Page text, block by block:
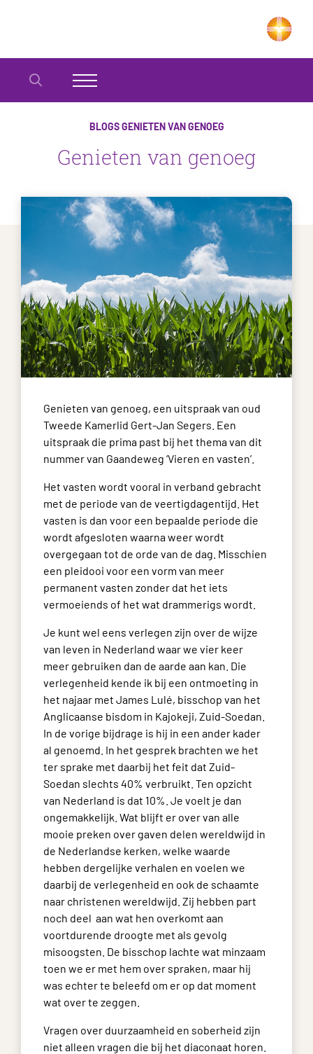
BLOGS GENIETEN VAN GENOEG
Genieten van genoeg
Genieten van genoeg, een uitspraak van oud
Tweede Kamerlid Gert-Jan Segers. Een
uitspraak die prima past bij het thema van dit
nummer van Gaandeweg ‘Vieren en vasten’.
Het vasten wordt vooral in verband gebracht
met de periode van de veertigdagentijd. Het
vasten is dan voor een bepaalde periode die
wordt afgesloten waarna weer wordt
overgegaan tot de orde van de dag. Misschien
een pleidooi voor een vorm van meer
permanent vasten zonder dat het iets
vermoeiends of het wat drammerigs wordt.
Je kunt wel eens verlegen zijn over de wijze
van leven in Nederland waar we vier keer
meer gebruiken dan de aarde aan kan. Die
verlegenheid kende ik bij een ontmoeting in
het najaar met James Lulé, bisschop van het
Anglicaanse bisdom in Kajokeji, Zuid-Soedan.
In de vorige bijdrage is hij in een ander kader
al genoemd. In het gesprek brachten we het
ter sprake met daarbij het feit dat Zuid-
Soedan slechts 40% verbruikt. Ten opzicht
van Nederland is dat 10%. Je voelt je dan
ongemakkelijk. Wat blijft er over van alle
mooie preken over gaven delen wereldwijd in
de Nederlandse kerken, welke waarde
hebben dergelijke verhalen en voelen we
daarbij de verlegenheid en ook de schaamte
naar christenen wereldwijd. Zij hebben part
noch deel aan wat hen overkomt aan
voortdurende droogte met als gevolg
misoogsten. De bisschop lachte wat minzaam
toen we er met hem over spraken, maar hij
was echter te beleefd om er op dat moment
wat over te zeggen.
Vragen over duurzaamheid en soberheid zijn
niet alleen vragen die bij het diaconaat horen.